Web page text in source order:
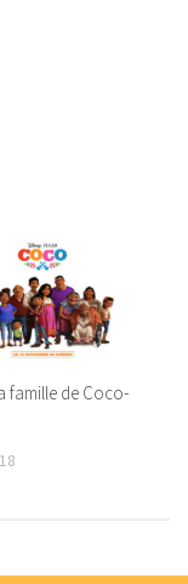
famille de Coco-